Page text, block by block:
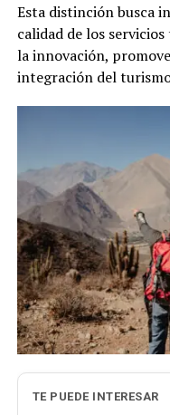
Esta distinción busca
calidad de los
la innovación,
integración del
TE PUEDE INTERESAR